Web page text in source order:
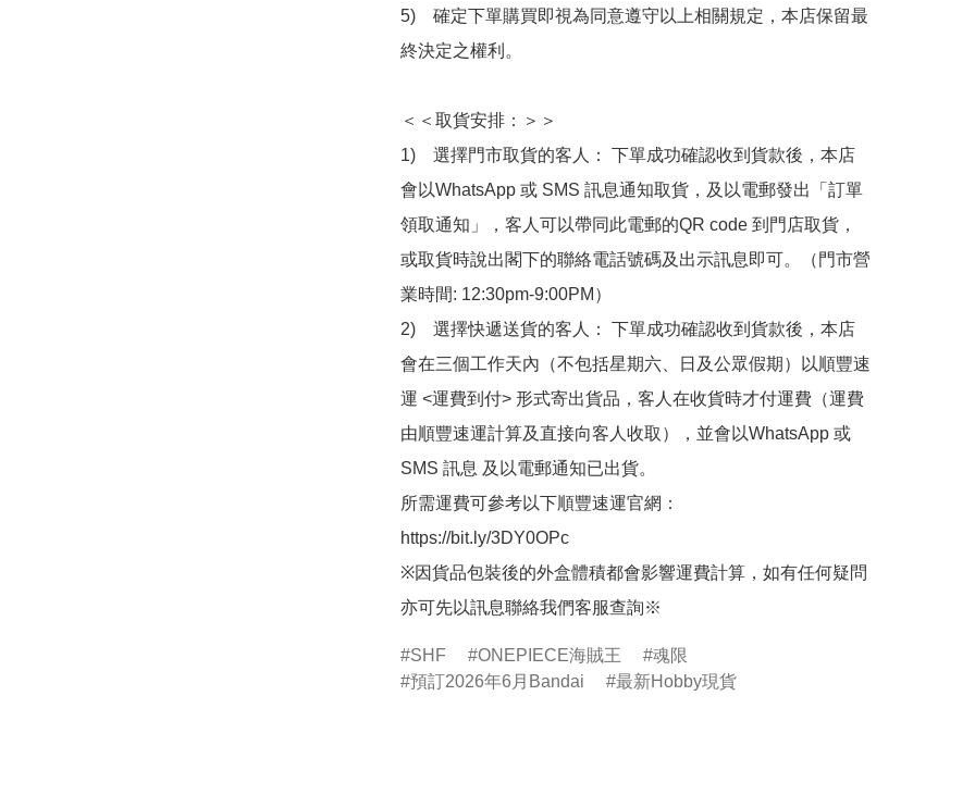
5)　確定下單購買即視為同意遵守以上相關規定，本店保留最
終決定之權利。
＜＜取貨安排：＞＞
1)　選擇門市取貨的客人： 下單成功確認收到貨款後，本店
會以WhatsApp 或 SMS 訊息通知取貨，及以電郵發出「訂單
領取通知」，客人可以帶同此電郵的QR code 到門店取貨，
或取貨時說出閣下的聯絡電話號碼及出示訊息即可。（門市營
業時間: 12:30pm-9:00PM）
2)　選擇快遞送貨的客人： 下單成功確認收到貨款後，本店
會在三個工作天內（不包括星期六、日及公眾假期）以順豐速
運 <運費到付> 形式寄出貨品，客人在收貨時才付運費（運費
由順豐速運計算及直接向客人收取），並會以WhatsApp 或
SMS 訊息 及以電郵通知已出貨。
所需運費可參考以下順豐速運官網：
https://bit.ly/3DY0OPc
※因貨品包裝後的外盒體積都會影響運費計算，如有任何疑問
亦可先以訊息聯絡我們客服查詢※
SHF ONEPIECE海賊王
魂限
預訂2026年6月Bandai
最新Hobby現貨